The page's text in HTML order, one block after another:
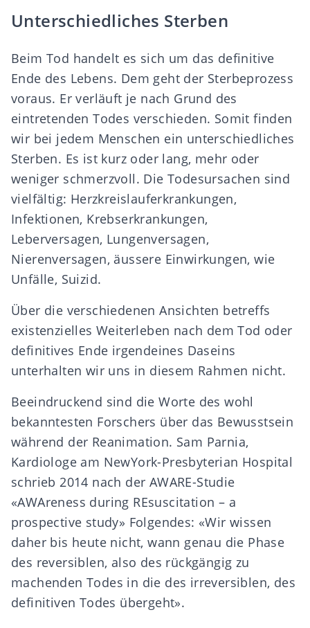
Unterschiedliches Sterben
Beim Tod handelt es sich um das definitive
Ende des Lebens. Dem geht der Sterbeprozess
voraus. Er verläuft je nach Grund des
eintretenden Todes verschieden. Somit finden
wir bei jedem Menschen ein unterschiedliches
Sterben. Es ist kurz oder lang, mehr oder
weniger schmerzvoll. Die Todesursachen sind
vielfältig: Herzkreislauferkrankungen,
Infektionen, Krebserkrankungen,
Leberversagen, Lungenversagen,
Nierenversagen, äussere Einwirkungen, wie
Unfälle, Suizid.
Über die verschiedenen Ansichten betreffs
existenzielles Weiterleben nach dem Tod oder
definitives Ende irgendeines Daseins
unterhalten wir uns in diesem Rahmen nicht.
Beeindruckend sind die Worte des wohl
bekanntesten Forschers über das Bewusstsein
während der Reanimation. Sam Parnia,
Kardiologe am NewYork-Presbyterian Hospital
schrieb 2014 nach der AWARE-Studie
«AWAreness during REsuscitation – a
prospective study» Folgendes: «Wir wissen
daher bis heute nicht, wann genau die Phase
des reversiblen, also des rückgängig zu
machenden Todes in die des irreversiblen, des
definitiven Todes übergeht».